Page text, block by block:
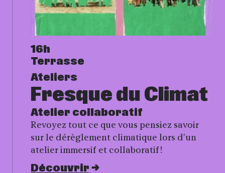
Fresque du Climat
Atelier collaboratif
16h
Terrasse
Revoyez tout ce que vous pensiez savoir
sur le dérèglement climatique lors d'un
atelier immersif et collaboratif !
Ateliers
Découvrir